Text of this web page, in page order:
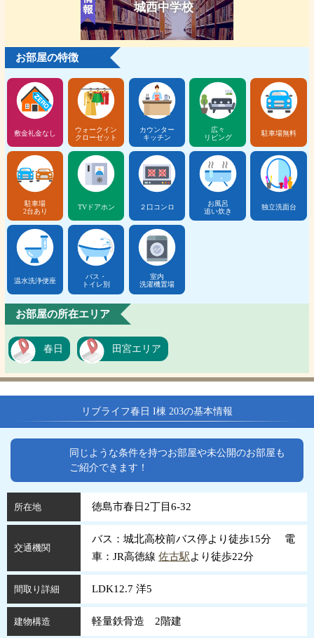
城西中学校
お部屋の特徴
敷金礼金なし
ウォークイン
クローゼット
カウンター
キッチン
広々
リビング
駐車場無料
駐車場
2台あり
TVドアホン ２口コンロ
お風呂
追い炊き
独立洗面台
温水洗浄便座
バス・
トイレ別
室内
洗濯機置場
お部屋の所在エリア
春日 田宮エリア
リブライフ春日 I棟 203の基本情報
同じような条件を持つお部屋や未公開のお部屋も
ご紹介できます！
所在地 徳島市春日2丁目6-32
交通機関
バス：城北高校前バス停より徒歩15分 電
車：JR高徳線 佐古駅より徒歩22分
間取り詳細 LDK12.7 洋5
建物構造 軽量鉄骨造 2階建